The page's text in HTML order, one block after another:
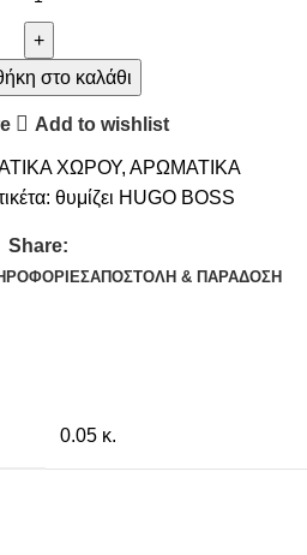
στο καλάθι
Add to wishlist
ΧΩΡΟΥ, ΑΡΩΜΑΤΙΚΑ
θυμίζει HUGO BOSS
Share:
ΑΠΟΣΤΟΛΉ & ΠΑΡΆΔΟΣΗ
0.05 κ.